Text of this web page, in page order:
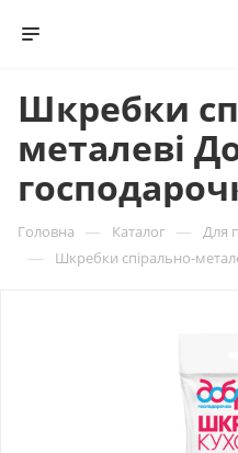
Шкребки
металеві
Головна — Каталог — Для
— Шкребки спірально-